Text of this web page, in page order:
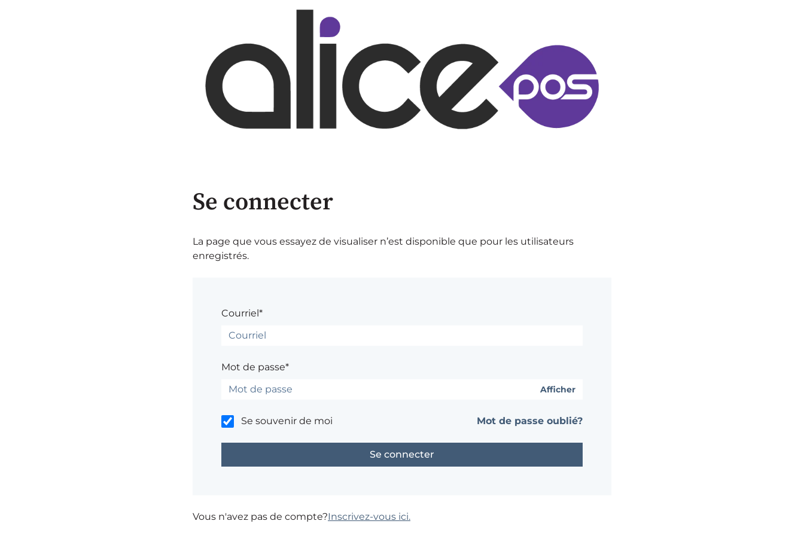
Se connecter
La page que vous essayez de visualiser n’est disponible que pour les utilisateurs
enregistrés.
Courriel*
Mot de passe*
Afficher
Se souvenir de moi Mot de passe oublié?
Vous n'avez pas de compte?Inscrivez-vous ici.